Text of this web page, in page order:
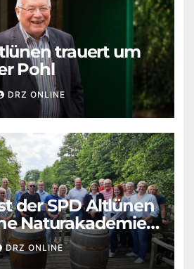
trauert um
Pohl
DRZ ONLINE
der SPD Altlünen
Naturakademie:
Brot, Bildung
DRZ ONLINE